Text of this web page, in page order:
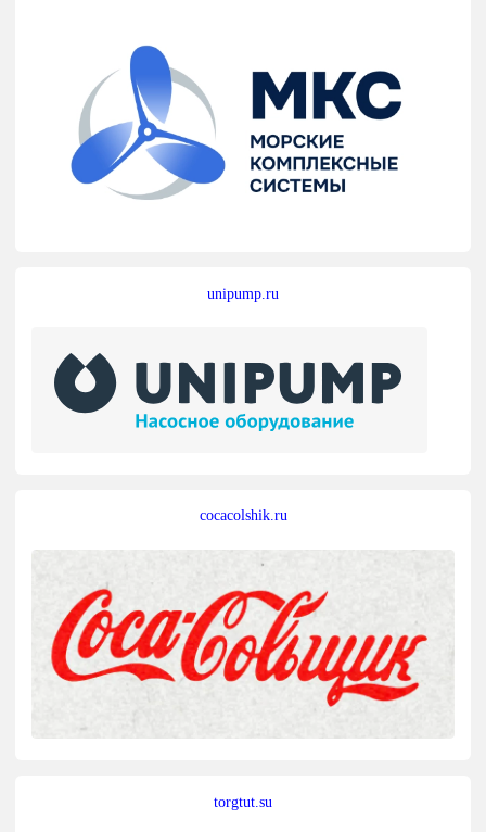
unipump.ru
cocacolshik.ru
torgtut.su